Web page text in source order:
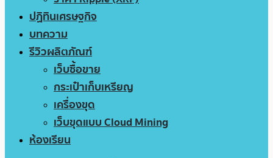
ปฏิทินเศรษฐกิจ
บทความ
รีวิวผลิตภัณฑ์
เว็บซื้อขาย
กระเป๋าเก็บเหรียญ
เครื่องขุด
เว็บขุดแบบ Cloud Mining
ห้องเรียน